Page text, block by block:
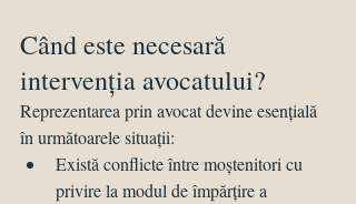
Când este necesară
intervenția avocatului?
Reprezentarea prin avocat devine esențială
în următoarele situații:
Există conflicte între moștenitori cu
privire la modul de împărțire a